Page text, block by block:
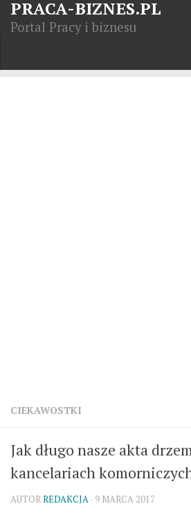
PRACA-BIZNES.PL
Portal Pracy i biznesu
CIEKAWOSTKI
Jak długo nasze akta
kancelariach
AUTORREDAKCJA · 9 MARCA 2017